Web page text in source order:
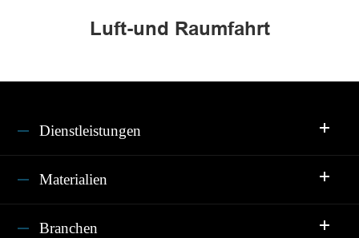
Luft-und Raumfahrt
Dienstleistungen
Materialien
Branchen